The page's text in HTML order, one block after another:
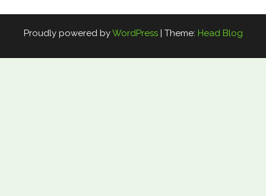
Proudly powered byWordPress | Theme: Head Blog